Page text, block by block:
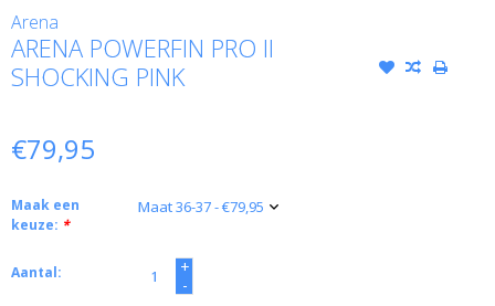
Arena
ARENA POWERFIN PRO II
SHOCKING PINK
€79,95
Maak een
keuze: *
Aantal:
+
-